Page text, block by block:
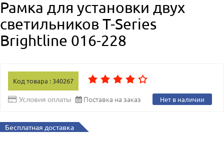
Рамка для установки двух
светильников T-Series
Brightline 016-228
Код товара : 340267
Условия оплаты Поставка на заказ Нет в наличии
Бесплатная доставка